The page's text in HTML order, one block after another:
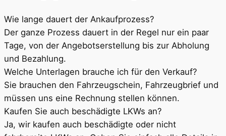
Wie lange dauert der Ankaufprozess?
Der ganze Prozess dauert in der Regel nur ein paar
Tage, von der Angebotserstellung bis zur Abholung
und Bezahlung.
Welche Unterlagen brauche ich für den Verkauf?
Sie brauchen den Fahrzeugschein, Fahrzeugbrief und
müssen uns eine Rechnung stellen können.
Kaufen Sie auch beschädigte LKWs an?
Ja, wir kaufen auch beschädigte oder nicht